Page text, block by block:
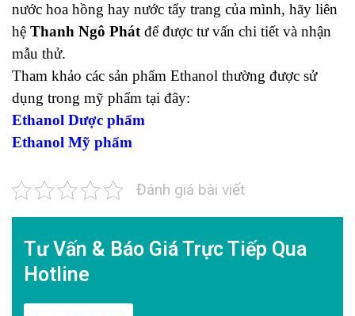
nước hoa hồng hay nước tẩy trang của mình, hãy liên
hệ Thanh Ngô Phát để được tư vấn chi tiết và nhận
mẫu thử.
Tham khảo các sản phẩm Ethanol thường được sử
dụng trong mỹ phẩm tại đây:
Ethanol Dược phẩm
Ethanol Mỹ phẩm
Đánh giá bài viết
Tư Vấn & Báo Giá Trực Tiếp Qua
Hotline